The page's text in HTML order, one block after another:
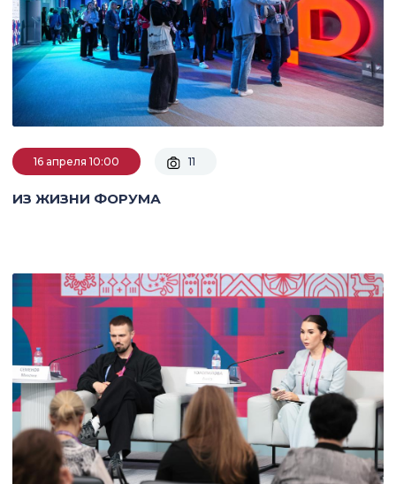
16 апреля 10:00 11
ИЗ ЖИЗНИ ФОРУМА